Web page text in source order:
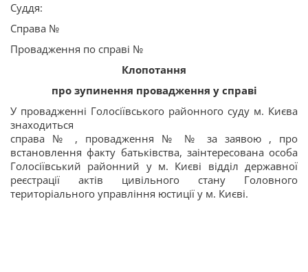
Суддя:
Справа №
Провадження по справі №
Клопотання
про зупинення провадження у справі
У провадженні Голосіївського районного суду м. Києва
знаходиться
справа № , провадження № № за заявою , про
встановлення факту батьківства, заінтересована особа
Голосіївський районний у м. Києві відділ державної
реєстрації актів цивільного стану Головного
територіального управління юстиції у м. Києві.